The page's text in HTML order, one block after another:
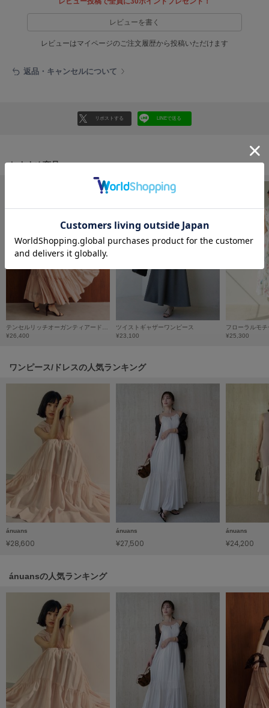
GELATO PIQUE CAT&DOG
ジェラート ピケ キャットアンドドッグ
ジェラート ピケ スリープ
Henon.
へノン
HUNTER
ハンター
HOKA ONEONE
ホカ オネオネ
KEEN
キーン
le coq sportif
ルコックスポルティフ
LeSportsac
レスポートサック
リリーブラウンランジェリー
LITTLE UNION TOKYO
リトルユニオン トウキョウ
made of Organics
メイドオブオーガニクス
レビューを書く
レビューはマイページのご注文履歴から投稿いただけます
返品・キャンセルについて
リポストする LINEで送る
おすすめ商品
¥26,400
ツイストギャザーワンピース
¥23,100
¥25,300
ワンピース/ドレスの人気ランキング
ánuans
¥28,600
ánuans
¥27,500
ánuans
¥24,200
ánuansの人気ランキング